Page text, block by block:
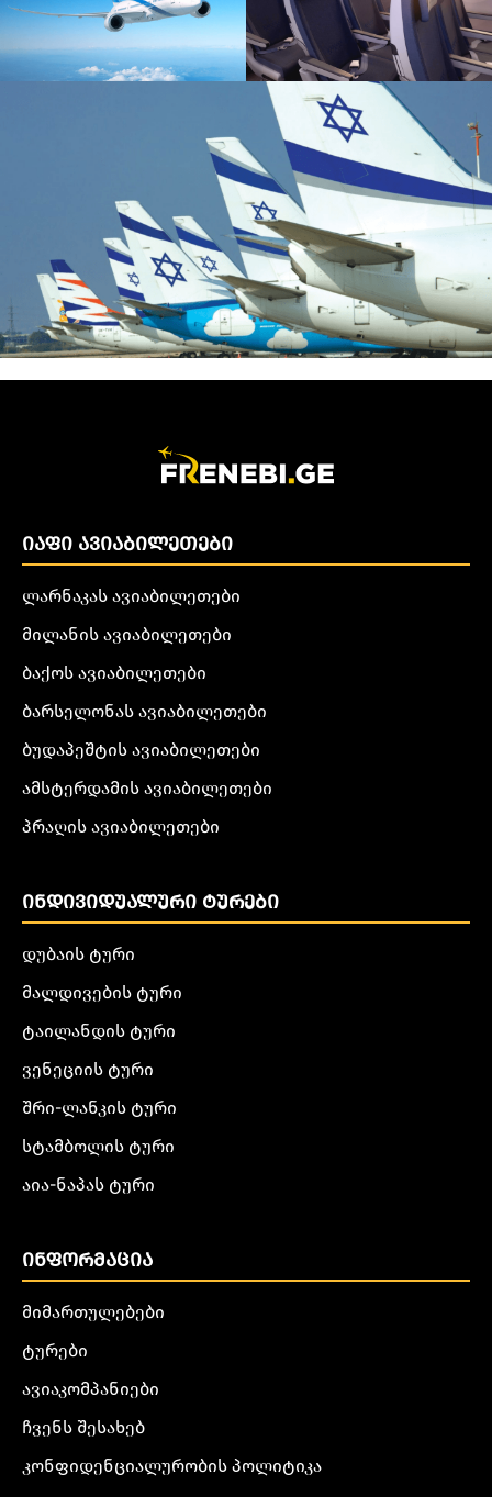
ᲘᲐᲤᲘ ᲐᲕᲘᲐᲑᲘᲚᲔᲗᲔᲑᲘ
ლარნაკას ავიაბილეთები
მილანის ავიაბილეთები
ბაქოს ავიაბილეთები
ბარსელონას ავიაბილეთები
ბუდაპეშტის ავიაბილეთები
ამსტერდამის ავიაბილეთები
პრაღის ავიაბილეთები
ᲘᲜᲓᲘᲕᲘᲓᲣᲐᲚᲣᲠᲘ ᲢᲣᲠᲔᲑᲘ
დუბაის ტური
მალდივების ტური
ტაილანდის ტური
ვენეციის ტური
შრი-ლანკის ტური
სტამბოლის ტური
აია-ნაპას ტური
ᲘᲜᲤᲝᲠᲛᲐᲪᲘᲐ
მიმართულებები
ტურები
ავიაკომპანიები
ჩვენს შესახებ
კონფიდენციალურობის პოლიტიკა